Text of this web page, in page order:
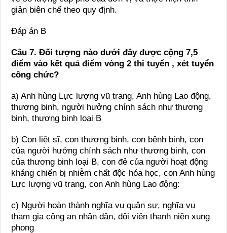
giản biên chế theo quy định.
Đáp án B
Câu 7. Đối tượng nào dưới đây được cộng 7,5
điểm vào kết quả điểm vòng 2 thi tuyển , xét tuyển
công chức?
a) Anh hùng Lực lượng vũ trang, Anh hùng Lao động,
thương binh, người hưởng chính sách như thương
binh, thương binh loại B
b) Con liệt sĩ, con thương binh, con bệnh binh, con
của người hưởng chính sách như thương binh, con
của thương binh loại B, con đẻ của người hoạt động
kháng chiến bị nhiễm chất độc hóa học, con Anh hùng
Lực lượng vũ trang, con Anh hùng Lao động:
c) Người hoàn thành nghĩa vụ quân sự, nghĩa vụ
tham gia công an nhân dân, đội viên thanh niên xung
phong